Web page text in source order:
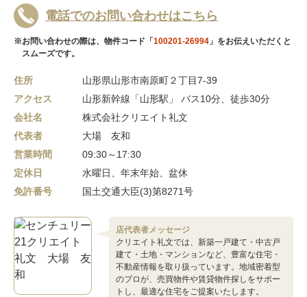
電話でのお問い合わせはこちら
※お問い合わせの際は、物件コード「 100201-26994 」をお伝えいただくと
スムーズです。
住所
山形県山形市南原町２丁目7-39
アクセス
山形新幹線「山形駅」 バス10分、徒歩30分
会社名
株式会社クリエイト礼文
代表者
大場 友和
営業時間
09:30～17:30
定休日
水曜日、年末年始、盆休
免許番号
国土交通大臣(3)第8271号
店代表者メッセージ
クリエイト礼文では、新築一戸建て・中古戸
建て・土地・マンションなど、豊富な住宅・
不動産情報を取り扱っています。地域密着型
のプロが、売買物件や賃貸物件探しをサポー
トし、最適な住宅をご提案いたします。